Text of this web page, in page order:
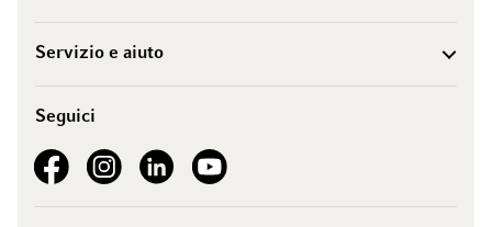
Servizio e aiuto
Seguici
See our FacebookSee our Instagram account
See our LinkedInSee our YouTube channel